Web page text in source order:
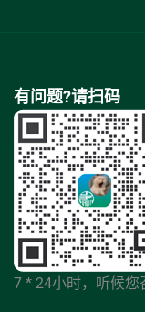
有问题?请扫码
7 * 24小时，听候您